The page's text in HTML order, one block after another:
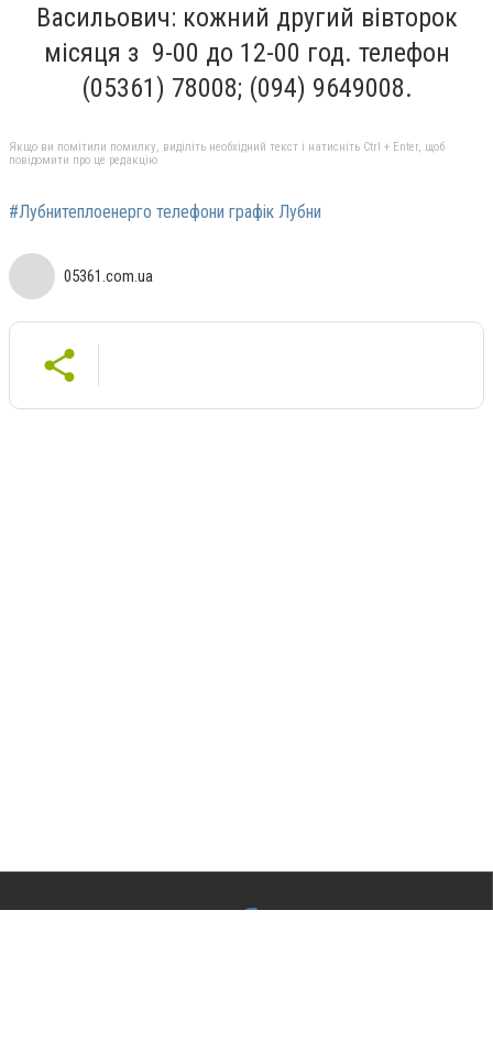
Васильович: кожний другий вівторок
місяця з 9-00 до 12-00 год. телефон
(05361) 78008; (094) 9649008.
Якщо ви помітили помилку, виділіть необхідний текст і натисніть Ctrl + Enter, щоб
повідомити про це редакцію
#Лубнитеплоенерго телефони графік Лубни
05361.com.ua